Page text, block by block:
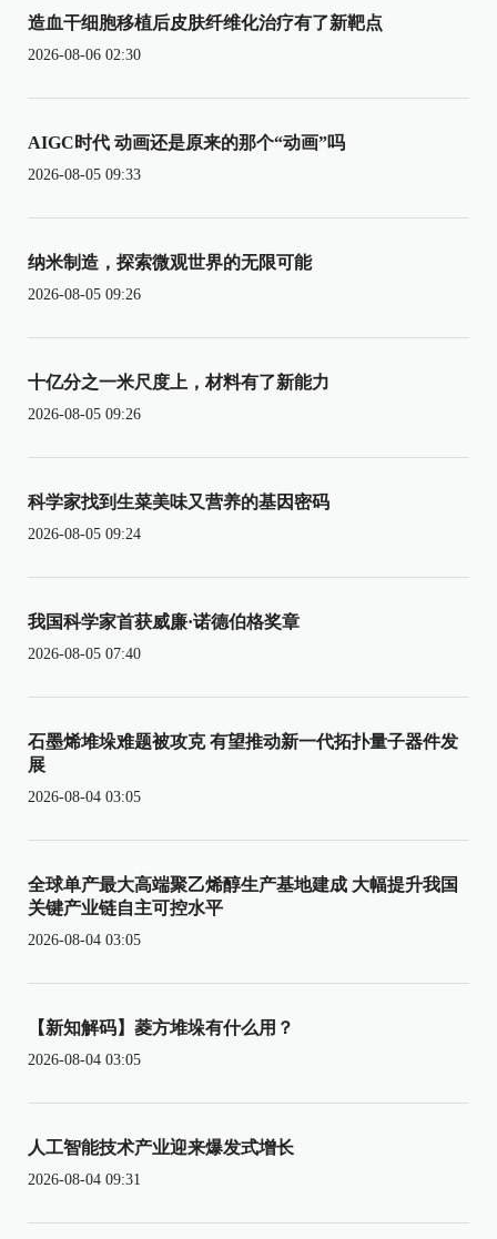
造血干细胞移植后皮肤纤维化治疗有了新靶点
2026-08-06 02:30
AIGC时代 动画还是原来的那个“动画”吗
2026-08-05 09:33
纳米制造，探索微观世界的无限可能
2026-08-05 09:26
十亿分之一米尺度上，材料有了新能力
2026-08-05 09:26
科学家找到生菜美味又营养的基因密码
2026-08-05 09:24
我国科学家首获威廉·诺德伯格奖章
2026-08-05 07:40
石墨烯堆垛难题被攻克 有望推动新一代拓扑量子器件发
展
2026-08-04 03:05
全球单产最大高端聚乙烯醇生产基地建成 大幅提升我国
关键产业链自主可控水平
2026-08-04 03:05
【新知解码】菱方堆垛有什么用？
2026-08-04 03:05
人工智能技术产业迎来爆发式增长
2026-08-04 09:31